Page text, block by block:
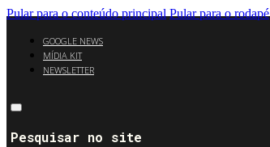
Pular para o conteúdo principal Pular para o rodapé
GOOGLE NEWS
MÍDIA KIT
NEWSLETTER
Pesquisar no site